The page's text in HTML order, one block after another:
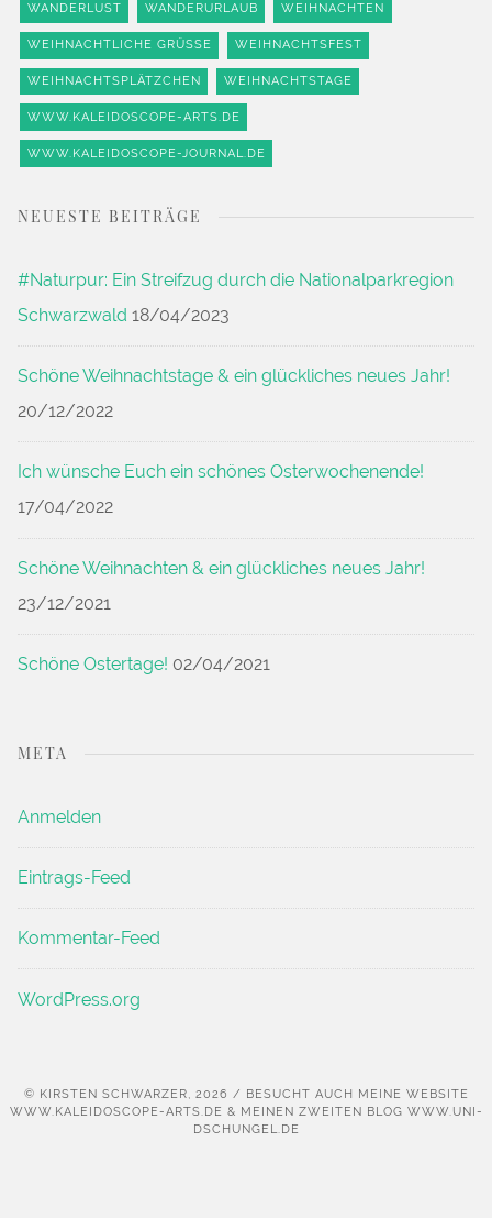
WANDERLUST WANDERURLAUB WEIHNACHTEN
WEIHNACHTLICHE GRÜSSE WEIHNACHTSFEST
WEIHNACHTSPLÄTZCHEN WEIHNACHTSTAGE
WWW.KALEIDOSCOPE-ARTS.DE
WWW.KALEIDOSCOPE-JOURNAL.DE
NEUESTE BEITRÄGE
#Naturpur: Ein Streifzug durch die Nationalparkregion
Schwarzwald 18/04/2023
Schöne Weihnachtstage & ein glückliches neues Jahr!
20/12/2022
Ich wünsche Euch ein schönes Osterwochenende!
17/04/2022
Schöne Weihnachten & ein glückliches neues Jahr!
23/12/2021
Schöne Ostertage! 02/04/2021
META
Anmelden
Eintrags-Feed
Kommentar-Feed
WordPress.org
© KIRSTEN SCHWARZER, 2026 / BESUCHT AUCH MEINE WEBSITE
WWW.KALEIDOSCOPE-ARTS.DE & MEINEN ZWEITEN BLOG WWW.UNI-
DSCHUNGEL.DE